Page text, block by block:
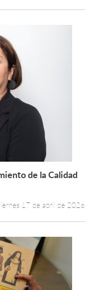
Leer más +
de la Calidad
17 de abril de 2026